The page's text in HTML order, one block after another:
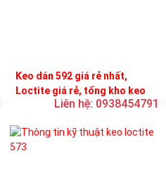
Keo dán 592 giá rẻ nhất,
Loctite giá rẻ, tổng kho keo
Liên hệ: 0938454791